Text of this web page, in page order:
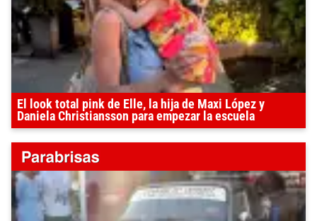
El look total pink de Elle, la hija de Maxi López y
Daniela Christiansson para empezar la escuela